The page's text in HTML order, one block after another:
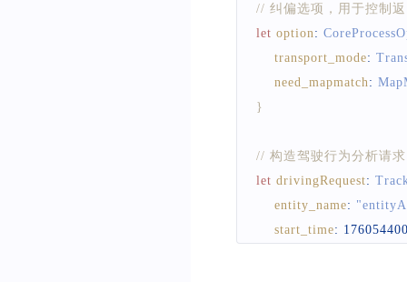
// 纠偏选项，用于控制
let option :
transport_mode:
need_mapmatch :
}
// 构造驾驶行为分析请求
let drivingRequest:
entity_name:
start_time: